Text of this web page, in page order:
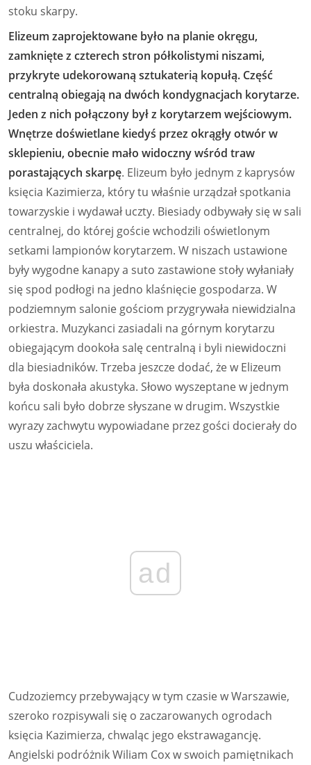
stoku skarpy.
Elizeum zaprojektowane było na planie okręgu,
zamknięte z czterech stron półkolistymi niszami,
przykryte udekorowaną sztukaterią kopułą. Część
centralną obiegają na dwóch kondygnacjach korytarze.
Jeden z nich połączony był z korytarzem wejściowym.
Wnętrze doświetlane kiedyś przez okrągły otwór w
sklepieniu, obecnie mało widoczny wśród traw
porastających skarpę. Elizeum było jednym z kaprysów
księcia Kazimierza, który tu właśnie urządzał spotkania
towarzyskie i wydawał uczty. Biesiady odbywały się w sali
centralnej, do której goście wchodzili oświetlonym
setkami lampionów korytarzem. W niszach ustawione
były wygodne kanapy a suto zastawione stoły wyłaniały
się spod podłogi na jedno klaśnięcie gospodarza. W
podziemnym salonie gościom przygrywała niewidzialna
orkiestra. Muzykanci zasiadali na górnym korytarzu
obiegającym dookoła salę centralną i byli niewidoczni
dla biesiadników. Trzeba jeszcze dodać, że w Elizeum
była doskonała akustyka. Słowo wyszeptane w jednym
końcu sali było dobrze słyszane w drugim. Wszystkie
wyrazy zachwytu wypowiadane przez gości docierały do
uszu właściciela.
ad
Cudzoziemcy przebywający w tym czasie w Warszawie,
szeroko rozpisywali się o zaczarowanych ogrodach
księcia Kazimierza, chwaląc jego ekstrawagancję.
Angielski podróżnik Wiliam Cox w swoich pamiętnikach